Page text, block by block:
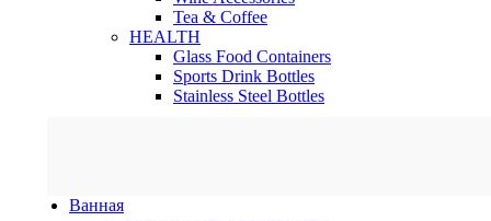
Tea & Coffee
HEALTH
Glass Food Containers
Sports Drink Bottles
Stainless Steel Bottles
Ванная